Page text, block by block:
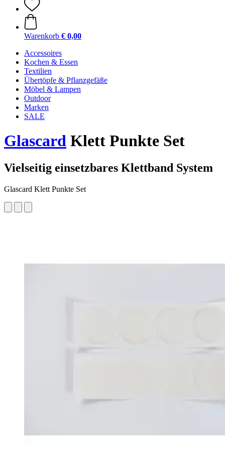
Warenkorb € 0,00
Accessoires
Kochen & Essen
Textilien
Übertöpfe & Pflanzgefäße
Möbel & Lampen
Outdoor
Marken
SALE
Glascard Klett Punkte Set
Vielseitig einsetzbares Klettband System
Glascard Klett Punkte Set